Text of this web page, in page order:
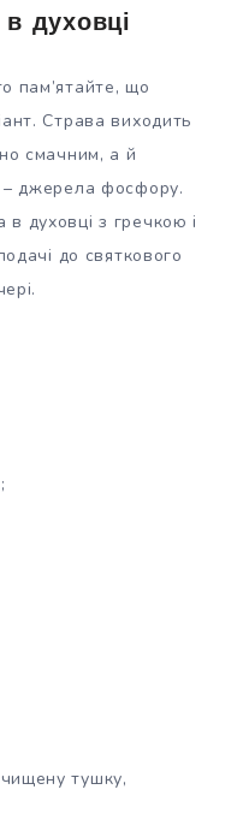
духовці
пам’ятайте, що
Страва виходить
смачним, а й
– джерела фосфору.
духовці з гречкою і
до святкового
тушку,